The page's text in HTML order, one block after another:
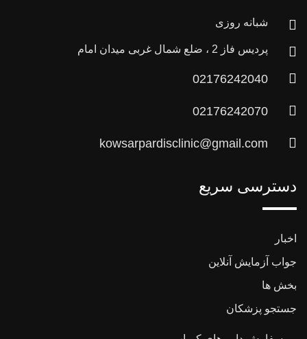
شبانه روزی
پردیس فاز 2 ، ضلع شمال غربی میدان امام
02176242040
02176242070
kowsarpardisclinic@gmail.com
دسترسی سریع
اخبار
جواب آزمایش آنلاین
بخش ها
جستجو پزشکان